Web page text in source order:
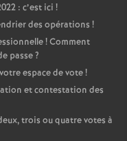
: c’est ici !
des opérations !
! Comment
passe?
espace de vote!
et contestation des
trois ou quatre votes à